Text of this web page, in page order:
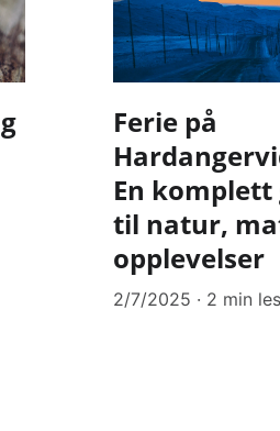
Ferie på
En komplett
til natur,
opplevelser
2/7/2025 2 min